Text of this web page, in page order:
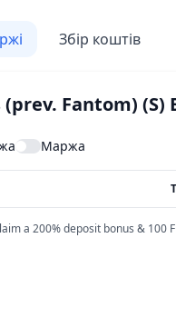
Збір коштів
(prev. Fantom) (S)
Маржа
a 200% deposit bonus & 100